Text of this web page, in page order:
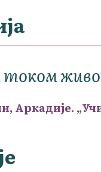
током
Аркадије.